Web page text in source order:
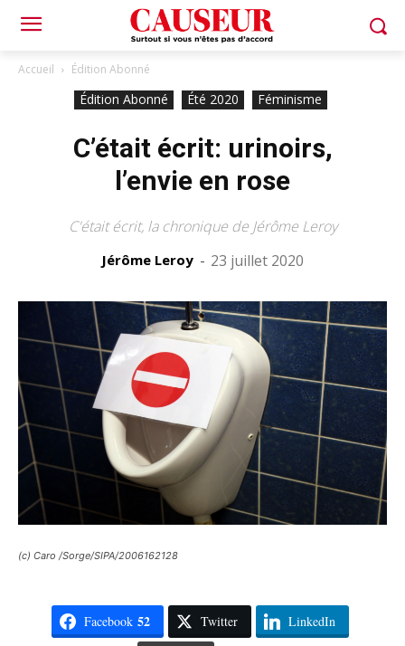
Accueil Édition Abonné
Édition Abonné Été 2020 Féminisme
C’était écrit: urinoirs,
l’envie en rose
C'était écrit, la chronique de Jérôme Leroy
Jérôme Leroy - 23 juillet 2020
(c) Caro /Sorge/SIPA/2006162128
Facebook 52 Twitter LinkedIn